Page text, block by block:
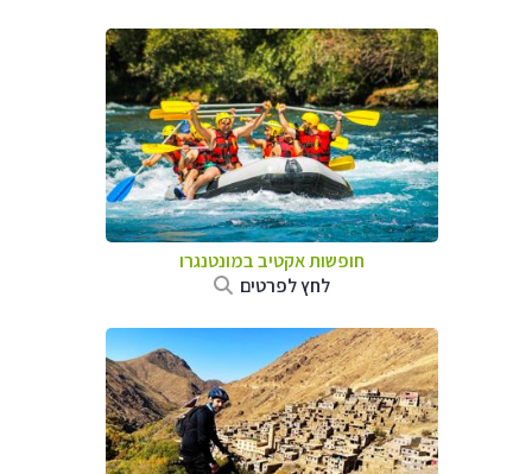
חופשות אקטיב במונטנגרו
לחץ לפרטים